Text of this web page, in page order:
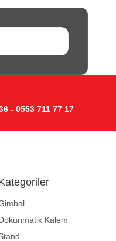
- 0553 711 77 17
Kalem